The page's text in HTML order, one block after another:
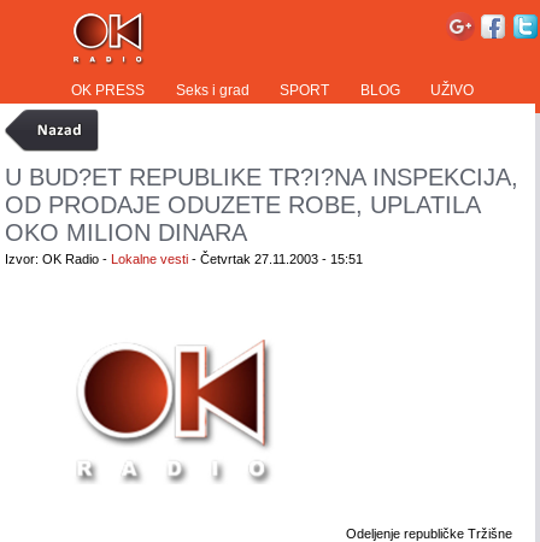
OK PRESS Seks i grad SPORT BLOG UŽIVO
U BUD?ET REPUBLIKE TR?I?NA INSPEKCIJA,
OD PRODAJE ODUZETE ROBE, UPLATILA
OKO MILION DINARA
Izvor: OK Radio - Lokalne vesti - Četvrtak 27.11.2003 - 15:51
Odeljenje republičke Tržišne